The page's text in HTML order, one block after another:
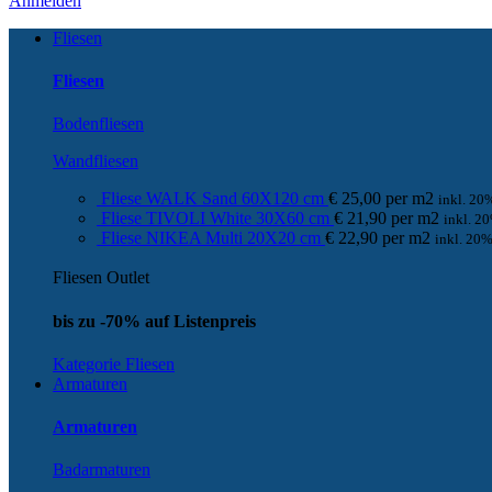
Fliesen
Fliesen
Bodenfliesen
Wandfliesen
Fliese WALK Sand 60X120 cm € 25,00 per m2 inkl.
Fliese TIVOLI White 30X60 cm € 21,90 per m2 inkl.
Fliese NIKEA Multi 20X20 cm € 22,90 per m2 inkl.
Fliesen Outlet
bis zu -70% auf Listenpreis
Kategorie Fliesen
Armaturen
Armaturen
Badarmaturen